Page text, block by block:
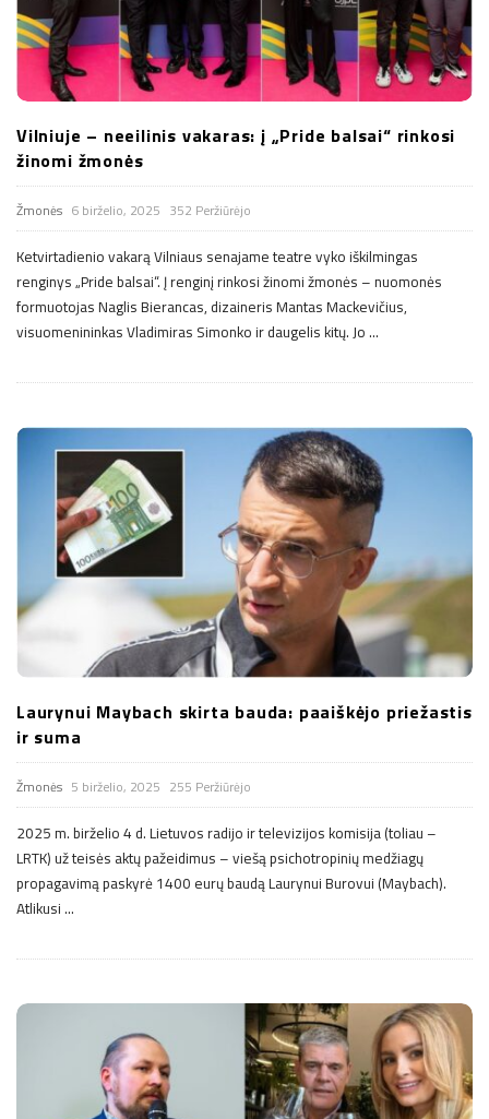
n
.
n
e
t
Vilniuje – neeilinis vakaras: į „Pride balsai“ rinkosi
žinomi žmonės
Žmonės 6 birželio, 2025 352 Peržiūrėjo
Ketvirtadienio vakarą Vilniaus senajame teatre vyko iškilmingas
renginys „Pride balsai“. Į renginį rinkosi žinomi žmonės – nuomonės
formuotojas Naglis Bierancas, dizaineris Mantas Mackevičius,
visuomenininkas Vladimiras Simonko ir daugelis kitų. Jo …
Laurynui Maybach skirta bauda: paaiškėjo priežastis
ir suma
Žmonės 5 birželio, 2025 255 Peržiūrėjo
2025 m. birželio 4 d. Lietuvos radijo ir televizijos komisija (toliau –
LRTK) už teisės aktų pažeidimus – viešą psichotropinių medžiagų
propagavimą paskyrė 1400 eurų baudą Laurynui Burovui (Maybach).
Atlikusi …